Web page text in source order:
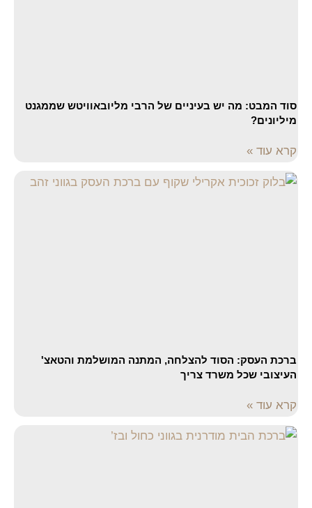
סוד המבט: מה יש בעיניים של הרבי מליובאוויטש שממגנט
מיליונים?
קרא עוד »
ברכת העסק: הסוד להצלחה, המתנה המושלמת והטאצ'
העיצובי שכל משרד צריך
קרא עוד »